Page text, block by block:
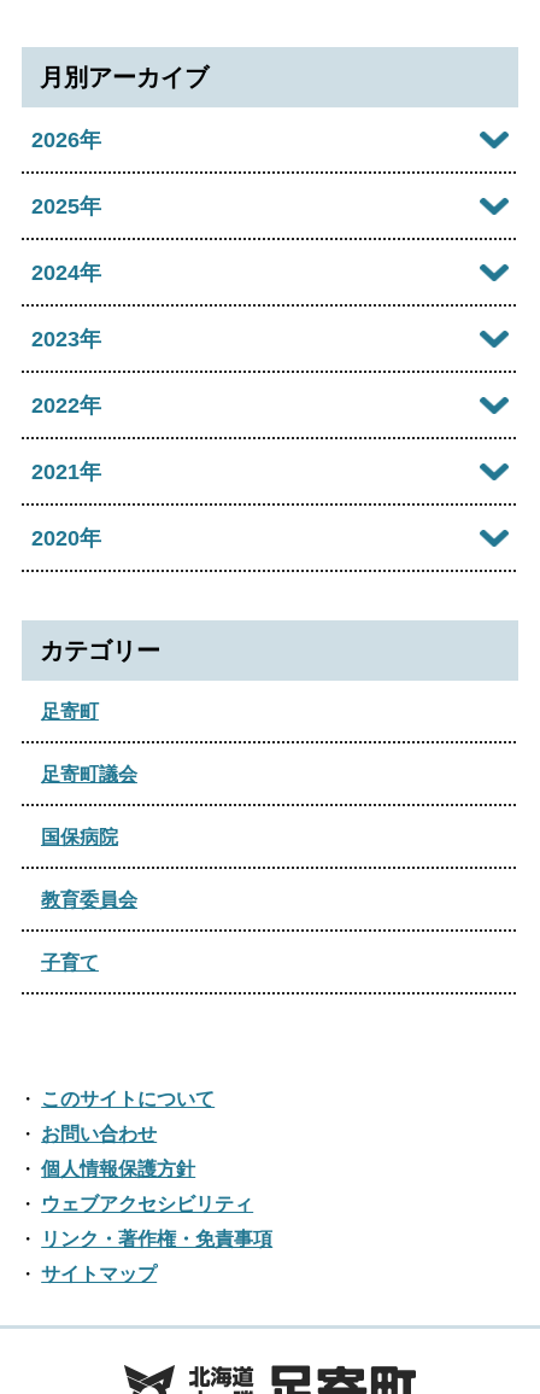
月別アーカイブ
2026年
2026年08月
2026年06月
2026年04月
2026年03月
2026年02月
2025年
2025年12月
2025年10月
2025年08月
2025年06月
2025年04月
2025年02月
2024年
2024年12月
2024年09月
2024年07月
2024年05月
2024年04月
2024年03月
2024年02月
2023年
2023年12月
2023年09月
2023年04月
2022年
2022年12月
2022年07月
2022年04月
2022年02月
2021年
2021年12月
2021年09月
2021年07月
2021年05月
2020年
カテゴリー
足寄町
足寄町議会
国保病院
教育委員会
子育て
このサイトについて
お問い合わせ
個人情報保護方針
ウェブアクセシビリティ
リンク・著作権・免責事項
サイトマップ